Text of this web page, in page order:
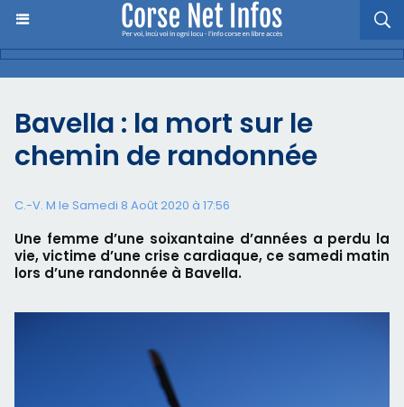
Bavella : la mort sur le
chemin de randonnée
C.-V. M le Samedi 8 Août 2020 à 17:56
Une femme d’une soixantaine d’années a perdu la
vie, victime d’une crise cardiaque, ce samedi matin
lors d’une randonnée à Bavella.